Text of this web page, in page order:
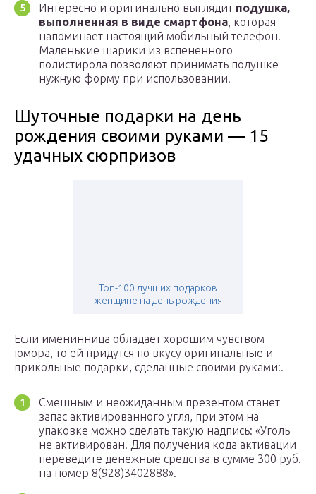
Интересно и оригинально выглядит подушка,
выполненная в виде смартфона, которая
напоминает настоящий мобильный телефон.
Маленькие шарики из вспененного
полистирола позволяют принимать подушке
нужную форму при использовании.
Шуточные подарки на день
рождения своими руками — 15
удачных сюрпризов
Топ-100 лучших подарков
женщине на день рождения
Если именинница обладает хорошим чувством
юмора, то ей придутся по вкусу оригинальные и
прикольные подарки, сделанные своими руками:.
Смешным и неожиданным презентом станет
запас активированного угля, при этом на
упаковке можно сделать такую надпись: «Уголь
не активирован. Для получения кода активации
переведите денежные средства в сумме 300 руб.
на номер 8(928)3402888».